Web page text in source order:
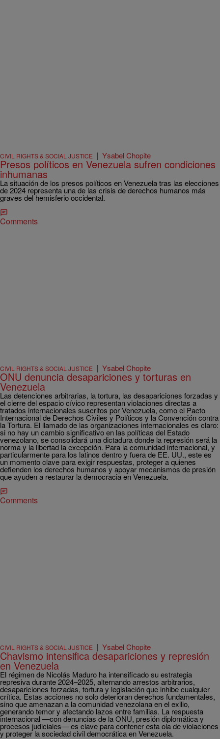
CIVIL RIGHTS & SOCIAL JUSTICE | Ysabel Chopite
Presos políticos en Venezuela sufren condiciones
inhumanas
La situación de los presos políticos en Venezuela tras las elecciones
de 2024 representa una de las crisis de derechos humanos más
graves del hemisferio occidental.
Comments
CIVIL RIGHTS & SOCIAL JUSTICE | Ysabel Chopite
ONU denuncia desapariciones y torturas en
Venezuela
Las detenciones arbitrarias, la tortura, las desapariciones forzadas y
el cierre del espacio cívico representan violaciones directas a
tratados internacionales suscritos por Venezuela, como el Pacto
Internacional de Derechos Civiles y Políticos y la Convención contra
la Tortura. El llamado de las organizaciones internacionales es claro:
si no hay un cambio significativo en las políticas del Estado
venezolano, se consolidará una dictadura donde la represión será la
norma y la libertad la excepción. Para la comunidad internacional, y
particularmente para los latinos dentro y fuera de EE. UU., este es
un momento clave para exigir respuestas, proteger a quienes
defienden los derechos humanos y apoyar mecanismos de presión
que ayuden a restaurar la democracia en Venezuela.
Comments
CIVIL RIGHTS & SOCIAL JUSTICE | Ysabel Chopite
Chavismo intensifica desapariciones y represión
en Venezuela
El régimen de Nicolás Maduro ha intensificado su estrategia
represiva durante 2024–2025, alternando arrestos arbitrarios,
desapariciones forzadas, tortura y legislación que inhibe cualquier
crítica. Estas acciones no solo deterioran derechos fundamentales,
sino que amenazan a la comunidad venezolana en el exilio,
generando temor y afectando lazos entre familias. La respuesta
internacional —con denuncias de la ONU, presión diplomática y
procesos judiciales— es clave para contener esta ola de violaciones
y proteger la sociedad civil democrática en Venezuela.